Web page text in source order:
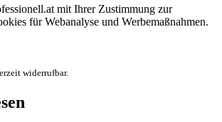
mit Ihrer Zustimmung zur
für Webanalyse und Werbemaßnahmen.
widerrufbar.